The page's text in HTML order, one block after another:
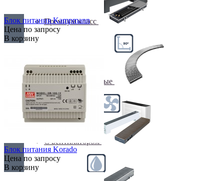
Премиум класс
Радиусные/Угловые
С вентилятором
Блок питания Kampmann
Цена по запросу
В корзину
Блок питания Korado
Цена по запросу
В корзину